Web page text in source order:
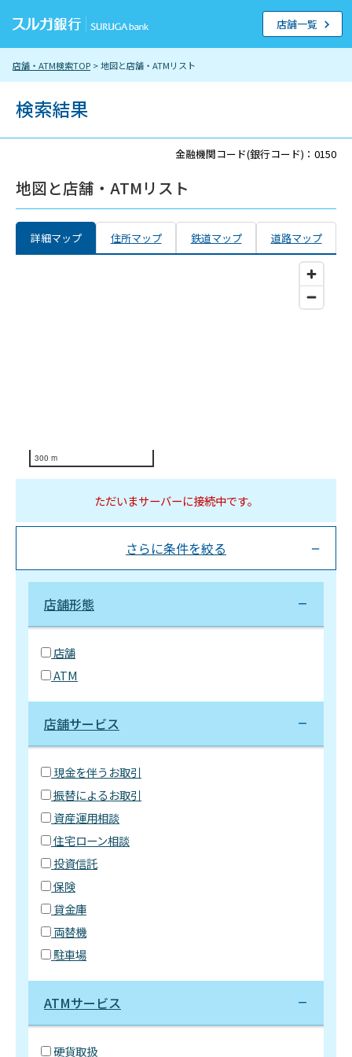
店舗・ATM検索TOP > 地図と店舗・ATMリスト
店舗一覧
検索結果
金融機関コード(銀行コード)：0150
地図と店舗・ATMリスト
詳細マップ 住所マップ 鉄道マップ 道路マップ
300 m
ただいまサーバーに接続中です。
さらに条件を絞る
店舗形態
店舗
ATM
店舗サービス
現金を伴うお取引
振替によるお取引
資産運用相談
住宅ローン相談
投資信託
保険
貸金庫
両替機
駐車場
ATMサービス
硬貨取扱